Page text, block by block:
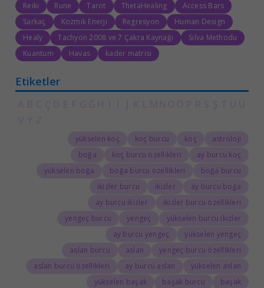
Reiki
Rune Tarot ThetaHealing
Access Bars
Sarkaç
Kozmik Enerji Regresyon
Human Design
Healy
Tachyon 2008 ve 7 Çakra Kaynağı
Silva Methodu
Kuantum
Havas kader matrisi
Etiketler
astroloji
koç
koç burcu
yükselen koç
ay burcu koç
koç burcu özellikleri
boğa
boğa burcu
boğa burcu özellikleri
yükselen boğa
ay burcu boğa
ikizler
ikizler burcu
ikizler burcu özellikleri
ay burcu ikizler
yükselen burcu ikizler
yengeç
yengeç burcu
yükselen yengeç
ay burcu yengeç
yengeç burcu özellikleri
aslan
aslan burcu
yükselen aslan
ay burcu aslan
aslan burcu özellikleri
başak
başak burcu
yükselen başak